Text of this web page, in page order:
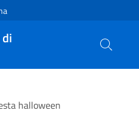
halloween